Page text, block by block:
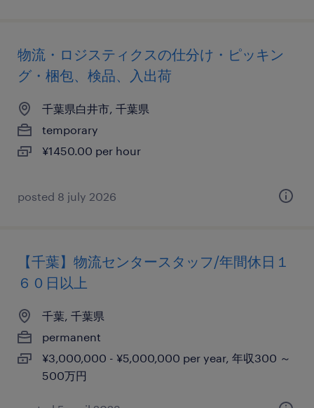
物流・ロジスティクスの仕分け・ピッキン
グ・梱包、検品、入出荷
千葉県白井市, 千葉県
temporary
¥1450.00 per hour
posted 8 july 2026
【千葉】物流センタースタッフ/年間休日１
６０日以上
千葉, 千葉県
permanent
¥3,000,000 - ¥5,000,000 per year, 年収300 ～
500万円